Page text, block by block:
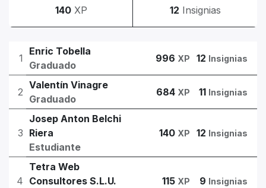
140 XP 12 Insignias
1
Enric Tobella
Graduado
996 XP 12 Insignias
2
Valentín Vinagre
Graduado
684 XP 11 Insignias
3
Josep Anton Belchi
Riera
Estudiante
140 XP 12 Insignias
4
Tetra Web
Consultores S.L.U.
115 XP 9 Insignias